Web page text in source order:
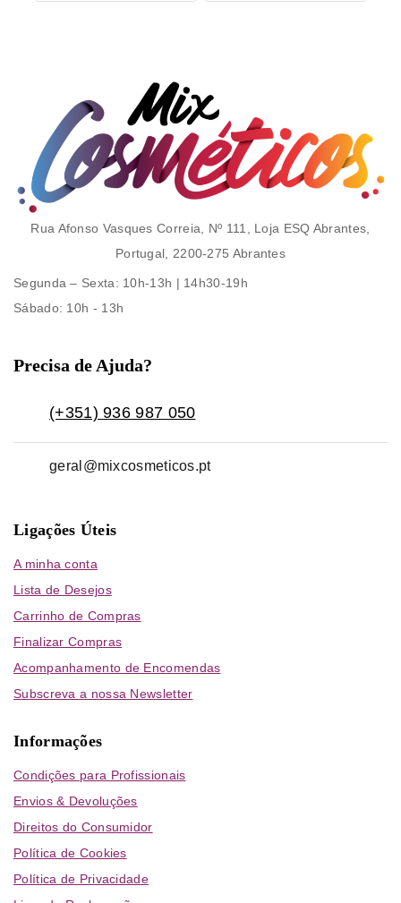
Rua Afonso Vasques Correia, Nº 111, Loja ESQ Abrantes,
Portugal, 2200-275 Abrantes
Segunda – Sexta: 10h-13h | 14h30-19h
Sábado: 10h - 13h
Precisa de Ajuda?
(+351) 936 987 050
geral@mixcosmeticos.pt
Ligações Úteis
A minha conta
Lista de Desejos
Carrinho de Compras
Finalizar Compras
Acompanhamento de Encomendas
Subscreva a nossa Newsletter
Informações
Condições para Profissionais
Envios & Devoluções
Direitos do Consumidor
Política de Cookies
Política de Privacidade